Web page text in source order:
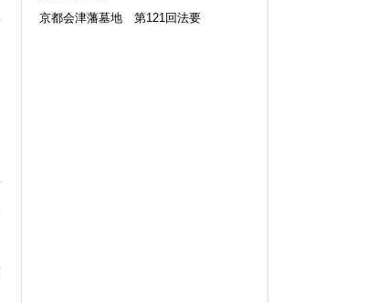
京都会津藩墓地 第121回法要